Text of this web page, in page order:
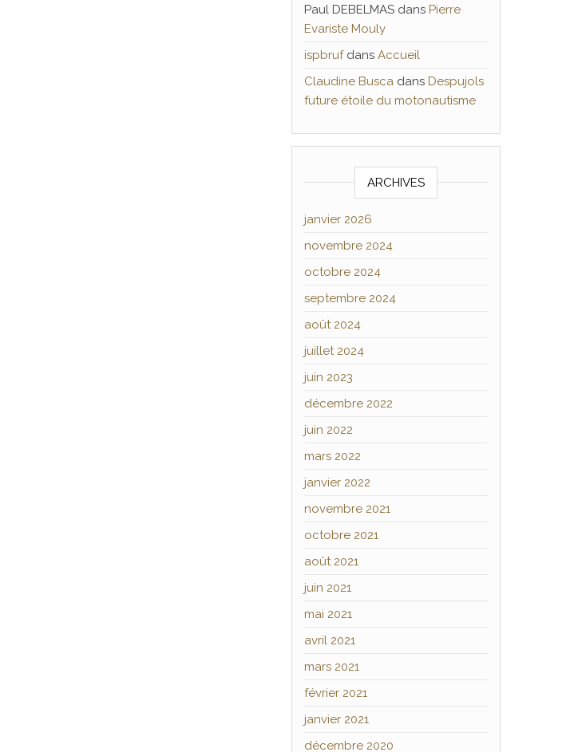
Paul DEBELMASdans Pierre
Evariste Mouly
ispbrufdans Accueil
Claudine Buscadans Despujols
future étoile du motonautisme
ARCHIVES
janvier 2026
novembre 2024
octobre 2024
septembre 2024
août 2024
juillet 2024
juin 2023
décembre 2022
juin 2022
mars 2022
janvier 2022
novembre 2021
octobre 2021
août 2021
juin 2021
mai 2021
avril 2021
mars 2021
février 2021
janvier 2021
décembre 2020